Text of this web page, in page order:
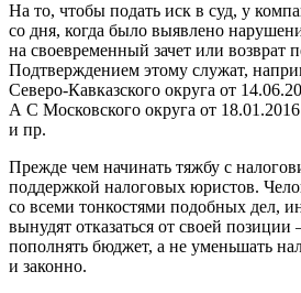
На то, чтобы подать иск в суд, у
со дня, когда было выявлено
на своевременный зачет или возврат
Подтверждением этому служат,
Северо-Кавказского округа от
А С Московского округа от 18.01.2016
и пр.
Прежде чем начинать тяжбу с
поддержкой налоговых юристов.
со всеми тонкостями подобных дел,
вынудят отказаться от своей
пополнять бюджет, а не уменьшать
и законно.